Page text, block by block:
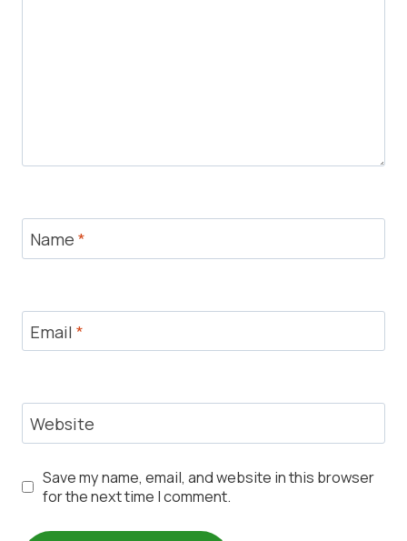
Name *
Email *
Website
Save my name, email, and website in this browser
for the next time I comment.